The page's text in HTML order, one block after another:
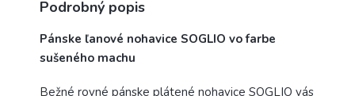
Podrobný popis
Pánske ľanové nohavice SOGLIO vo farbe
sušeného machu
Bežné rovné pánske plátené nohavice SOGLIO vás